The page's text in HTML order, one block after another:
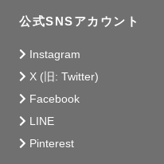
公式SNSアカウント
Instagram
X (旧: Twitter)
Facebook
LINE
Pinterest